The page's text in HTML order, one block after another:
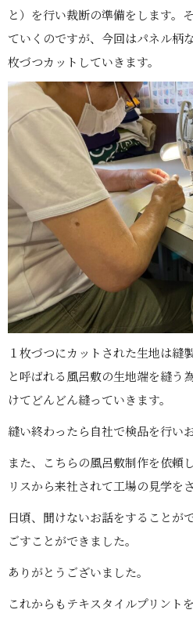
と）を行い裁断の準備をします。
ていくのですが、今回はパネル柄
枚づつカットしていきます。
１枚づつにカットされた生地は縫
と呼ばれる風呂敷の生地端を縫う
けてどんどん縫っていきます。
縫い終わったら自社で検品を行い
また、こちらの風呂敷制作を依頼
リスから来社されて工場の見学を
日頃、聞けないお話をすることが
ごすことができました。
ありがとうございました。
これからもテキスタイルプリント